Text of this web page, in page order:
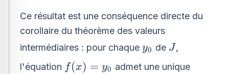
Ce résultat est une conséquence directe du
corollaire du théorème des valeurs
intermédiaires : pour chaque y_0
y0 de J
J,
l'équation f(x)
f(x) = y0 admet une unique